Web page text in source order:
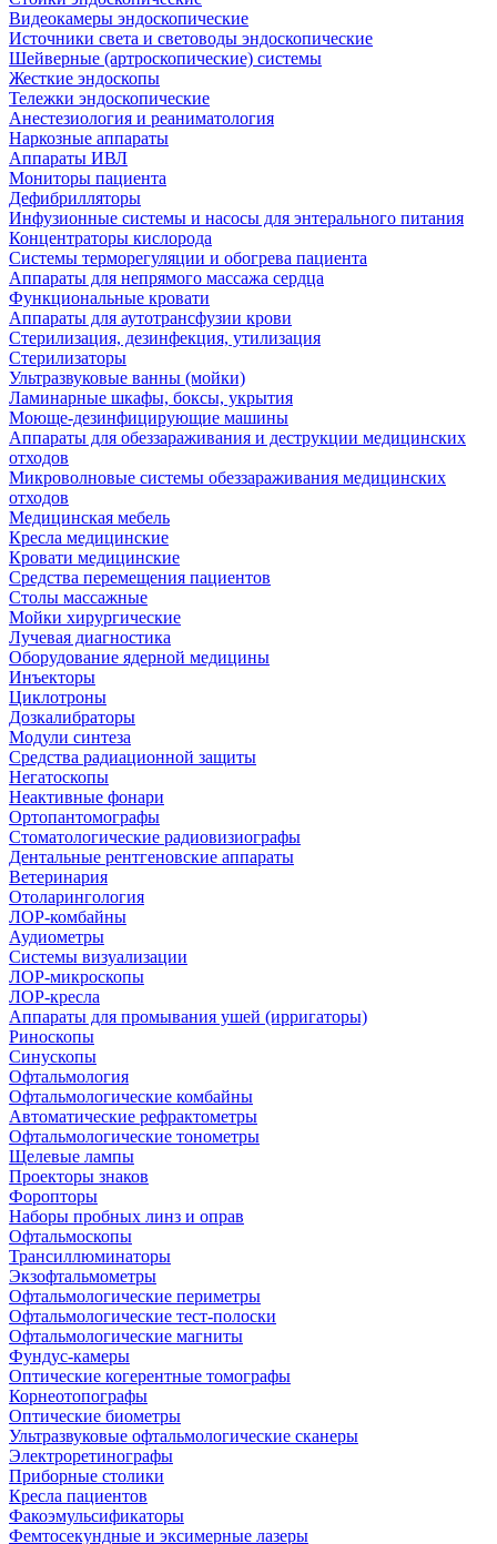
Видеокамеры эндоскопические
Источники света и световоды эндоскопические
Шейверные (артроскопические) системы
Жесткие эндоскопы
Тележки эндоскопические
Анестезиология и реаниматология
Наркозные аппараты
Аппараты ИВЛ
Мониторы пациента
Дефибрилляторы
Инфузионные системы и насосы для энтерального питания
Концентраторы кислорода
Системы терморегуляции и обогрева пациента
Аппараты для непрямого массажа сердца
Функциональные кровати
Аппараты для аутотрансфузии крови
Стерилизация, дезинфекция, утилизация
Стерилизаторы
Ультразвуковые ванны (мойки)
Ламинарные шкафы, боксы, укрытия
Моюще-дезинфицирующие машины
Аппараты для обеззараживания и деструкции медицинских
отходов
Микроволновые системы обеззараживания медицинских
отходов
Медицинская мебель
Кресла медицинские
Кровати медицинские
Средства перемещения пациентов
Столы массажные
Мойки хирургические
Лучевая диагностика
Оборудование ядерной медицины
Инъекторы
Циклотроны
Дозкалибраторы
Модули синтеза
Средства радиационной защиты
Негатоскопы
Неактивные фонари
Ортопантомографы
Стоматологические радиовизиографы
Дентальные рентгеновские аппараты
Ветеринария
Отоларингология
ЛОР-комбайны
Аудиометры
Системы визуализации
ЛОР-микроскопы
ЛОР-кресла
Аппараты для промывания ушей (ирригаторы)
Риноскопы
Синускопы
Офтальмология
Офтальмологические комбайны
Автоматические рефрактометры
Офтальмологические тонометры
Щелевые лампы
Проекторы знаков
Форопторы
Наборы пробных линз и оправ
Офтальмоскопы
Трансиллюминаторы
Экзофтальмометры
Офтальмологические периметры
Офтальмологические тест-полоски
Офтальмологические магниты
Фундус-камеры
Оптические когерентные томографы
Корнеотопографы
Оптические биометры
Ультразвуковые офтальмологические сканеры
Электроретинографы
Приборные столики
Кресла пациентов
Факоэмульсификаторы
Фемтосекундные и эксимерные лазеры